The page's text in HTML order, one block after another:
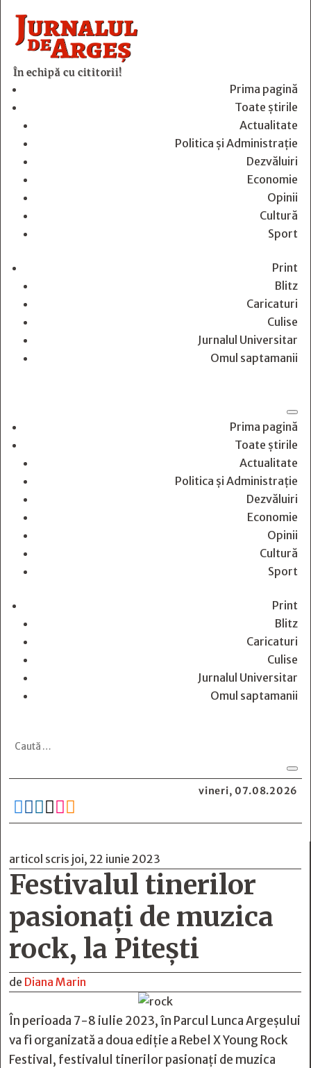
În echipă cu cititorii!
Prima pagină
Toate știrile
Actualitate
Politica și Administrație
Dezvăluiri
Economie
Opinii
Cultură
Sport
Print
Blitz
Caricaturi
Culise
Jurnalul Universitar
Omul saptamanii
Prima pagină
Toate știrile
Actualitate
Politica și Administrație
Dezvăluiri
Economie
Opinii
Cultură
Sport
Print
Blitz
Caricaturi
Culise
Jurnalul Universitar
Omul saptamanii
vineri, 07.08.2026
     
articol scris joi, 22 iunie 2023
Festivalul tinerilor
pasionați de muzica
rock, la Pitești
de Diana Marin
În perioada 7-8 iulie 2023, în Parcul Lunca Argeșului
va fi organizată a doua ediție a Rebel X Young Rock
Festival, festivalul tinerilor pasionați de muzica